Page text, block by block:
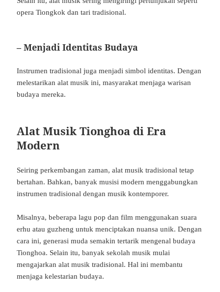
opera Tiongkok dan tari tradisional.
– Menjadi Identitas Budaya
Instrumen tradisional juga menjadi simbol identitas. Dengan
melestarikan alat musik ini, masyarakat menjaga warisan
budaya mereka.
Alat Musik Tionghoa di Era
Modern
Seiring perkembangan zaman, alat musik tradisional tetap
bertahan. Bahkan, banyak musisi modern menggabungkan
instrumen tradisional dengan musik kontemporer.
Misalnya, beberapa lagu pop dan film menggunakan suara
erhu atau guzheng untuk menciptakan nuansa unik. Dengan
cara ini, generasi muda semakin tertarik mengenal budaya
Tionghoa. Selain itu, banyak sekolah musik mulai
mengajarkan alat musik tradisional. Hal ini membantu
menjaga kelestarian budaya.